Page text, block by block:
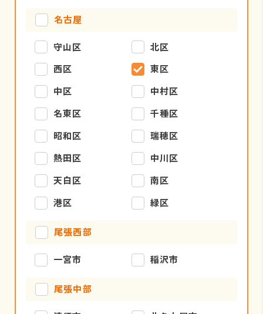
名古屋
守山区
北区
西区
東区
中区
中村区
名東区
千種区
昭和区
瑞穂区
熱田区
中川区
天白区
南区
港区
緑区
尾張西部
一宮市 稲沢市
尾張中部